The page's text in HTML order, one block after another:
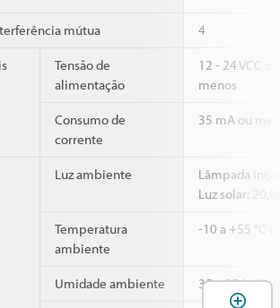
mútua 4
Tensão de
alimentação
12 - 24 VCC
menos
Consumo de
corrente
35 mA ou
Luz ambiente
Lâmpada
Luz solar:
Temperatura
ambiente
-10 a +55 °C
Umidade ambiente 35 a 85 % RH